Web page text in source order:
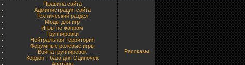
Правила сайта
Администрация сайта
Технический раздел
Моды для игр
Игры по жанрам
Группировки
Нейтральная территория
Форумные ролевые игры
Война группировок
Кордон - база для Одиночек
Рассказы